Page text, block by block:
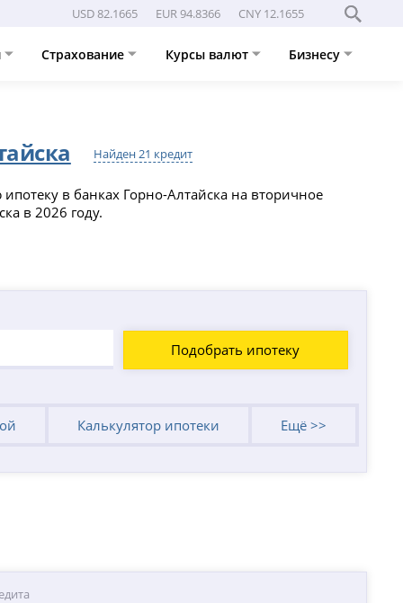
USD 82.1665 EUR 94.8366 CNY 12.1655
Страхование Курсы валют Бизнесу
Найден 21 кредит
в банках Горно-Алтайска на вторичное
в 2026 году.
Подобрать ипотеку
Калькулятор ипотеки Ещё >>